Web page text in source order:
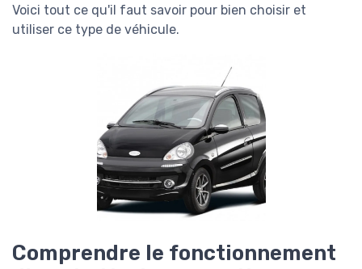
Voici tout ce qu'il faut savoir pour bien choisir et
utiliser ce type de véhicule.
Comprendre le fonctionnement